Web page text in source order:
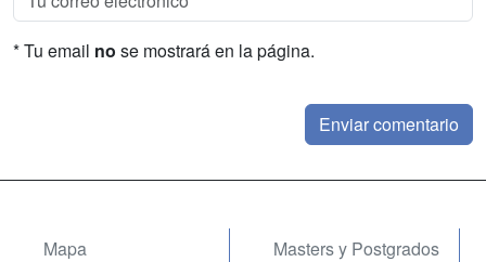
* Tu email no se mostrará en la página.
Mapa
Masters y Postgrados